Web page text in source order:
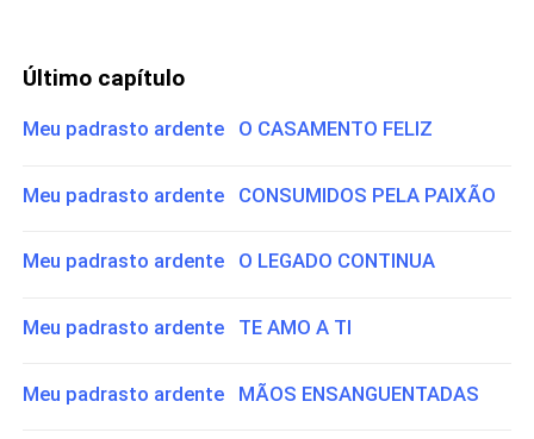
Último capítulo
Meu padrasto ardente O CASAMENTO FELIZ
Meu padrasto ardente CONSUMIDOS PELA PAIXÃO
Meu padrasto ardente O LEGADO CONTINUA
Meu padrasto ardente TE AMO A TI
Meu padrasto ardente MÃOS ENSANGUENTADAS